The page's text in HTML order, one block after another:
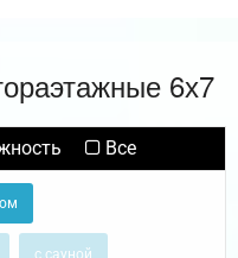
6х7
Все
с сауной